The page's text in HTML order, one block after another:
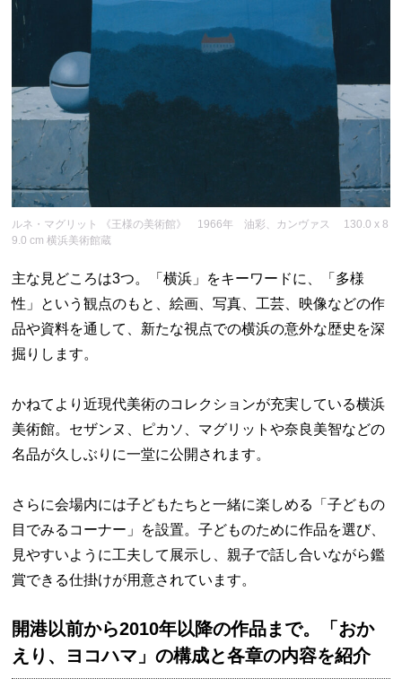
ルネ・マグリット 《王様の美術館》 1966年 油彩、カンヴァス 130.0 x 8
9.0 cm 横浜美術館蔵
主な見どころは3つ。「横浜」をキーワードに、「多様
性」という観点のもと、絵画、写真、工芸、映像などの作
品や資料を通して、新たな視点での横浜の意外な歴史を深
掘りします。
かねてより近現代美術のコレクションが充実している横浜
美術館。セザンヌ、ピカソ、マグリットや奈良美智などの
名品が久しぶりに一堂に公開されます。
さらに会場内には子どもたちと一緒に楽しめる「子どもの
目でみるコーナー」を設置。子どものために作品を選び、
見やすいように工夫して展示し、親子で話し合いながら鑑
賞できる仕掛けが用意されています。
開港以前から2010年以降の作品まで。「おか
えり、ヨコハマ」の構成と各章の内容を紹介